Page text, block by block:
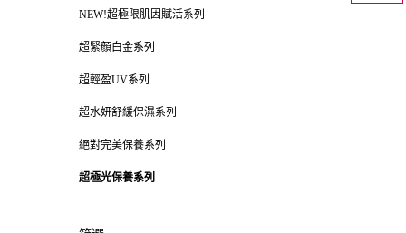
NEW!超極限肌因賦活系列
超緊顏白金系列
超輕盈UV系列
超水妍舒緩保濕系列
絕對完美保養系列
超極光保養系列